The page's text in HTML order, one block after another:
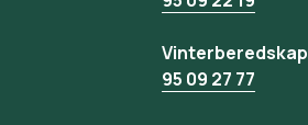
Vinterberedskap
95 09 27 77